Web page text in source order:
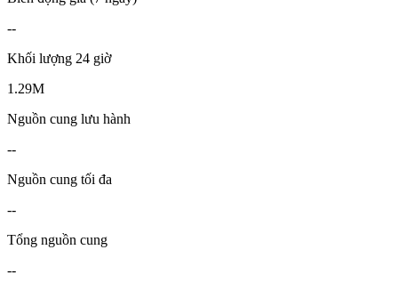
--
Khối lượng 24 giờ
1.29M
Nguồn cung lưu hành
--
Nguồn cung tối đa
--
Tổng nguồn cung
--